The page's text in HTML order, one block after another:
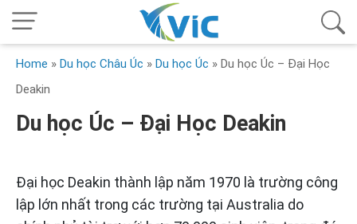
Home » Du học Châu Úc » Du học Úc » Du học Úc – Đại Học
Deakin
Du học Úc – Đại Học Deakin
Đại học Deakin thành lập năm 1970 là trường công
lập lớn nhất trong các trường tại Australia do